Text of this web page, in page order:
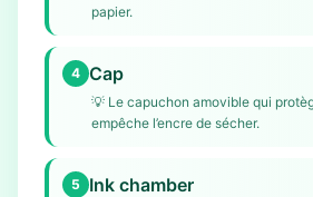
papier.
4 Cap
💡 Le capuchon amovible qui
empêche l’encre de sécher.
5 Ink chamber